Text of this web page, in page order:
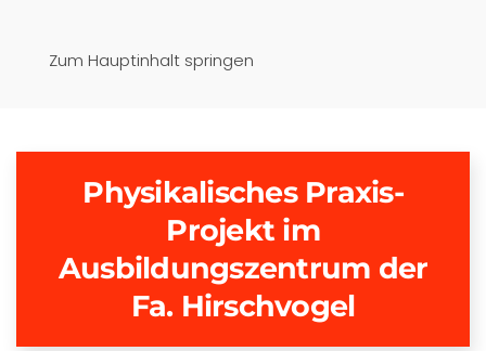
Zum Hauptinhalt springen
Schongau
Physikalisches Praxis-
Projekt im
Ausbildungszentrum der
Fa. Hirschvogel